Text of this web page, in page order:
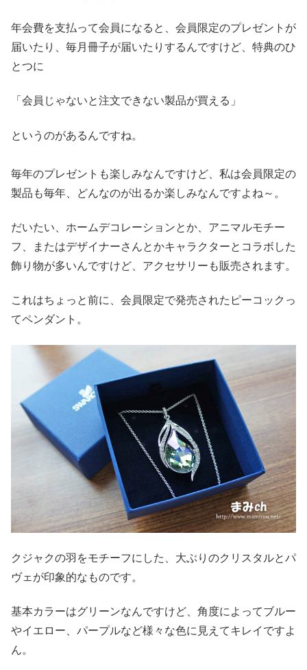
年会費を支払って会員になると、会員限定のプレゼントが
届いたり、毎月冊子が届いたりするんですけど、特典のひ
とつに
「会員じゃないと注文できない製品が買える」
というのがあるんですね。
毎年のプレゼントも楽しみなんですけど、私は会員限定の
製品も毎年、どんなのが出るか楽しみなんですよね～。
だいたい、ホームデコレーションとか、アニマルモチー
フ、またはデザイナーさんとかキャラクターとコラボした
飾り物が多いんですけど、アクセサリーも販売されます。
これはちょっと前に、会員限定で発売されたピーコックっ
てペンダント。
クジャクの羽をモチーフにした、大ぶりのクリスタルとパ
ヴェが印象的なものです。
基本カラーはグリーンなんですけど、角度によってブルー
やイエロー、パープルなど様々な色に見えてキレイですよ
ん。